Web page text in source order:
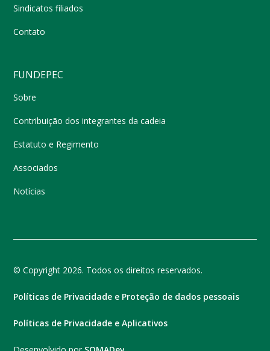
Sindicatos filiados
Contato
FUNDEPEC
Sobre
Contribuição dos integrantes da cadeia
Estatuto e Regimento
Associados
Notícias
© Copyright 2026. Todos os direitos reservados.
Políticas de Privacidade e Proteção de dados pessoais
Políticas de Privacidade e Aplicativos